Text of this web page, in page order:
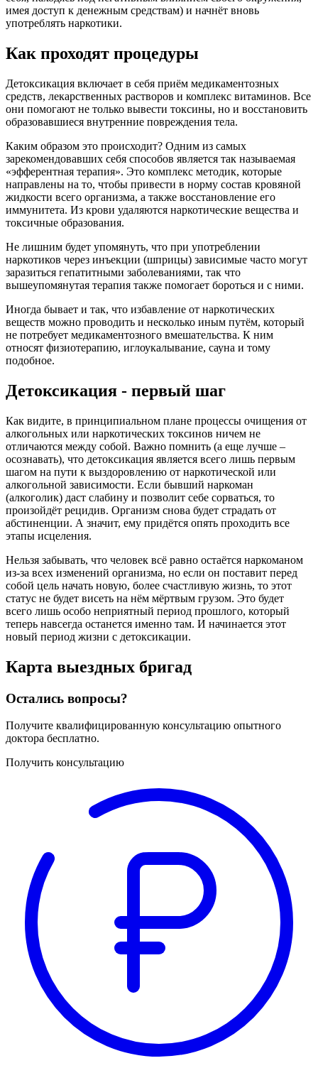
имея доступ к денежным средствам) и начнёт вновь
употреблять наркотики.
Как проходят процедуры
Детоксикация включает в себя приём медикаментозных
средств, лекарственных растворов и комплекс витаминов. Все
они помогают не только вывести токсины, но и восстановить
образовавшиеся внутренние повреждения тела.
Каким образом это происходит? Одним из самых
зарекомендовавших себя способов является так называемая
«эфферентная терапия». Это комплекс методик, которые
направлены на то, чтобы привести в норму состав кровяной
жидкости всего организма, а также восстановление его
иммунитета. Из крови удаляются наркотические вещества и
токсичные образования.
Не лишним будет упомянуть, что при употреблении
наркотиков через инъекции (шприцы) зависимые часто могут
заразиться гепатитными заболеваниями, так что
вышеупомянутая терапия также помогает бороться и с ними.
Иногда бывает и так, что избавление от наркотических
веществ можно проводить и несколько иным путём, который
не потребует медикаментозного вмешательства. К ним
относят физиотерапию, иглоукалывание, сауна и тому
подобное.
Детоксикация - первый шаг
Как видите, в принципиальном плане процессы очищения от
алкогольных или наркотических токсинов ничем не
отличаются между собой. Важно помнить (а еще лучше –
осознавать), что детоксикация является всего лишь первым
шагом на пути к выздоровлению от наркотической или
алкогольной зависимости. Если бывший наркоман
(алкоголик) даст слабину и позволит себе сорваться, то
произойдёт рецидив. Организм снова будет страдать от
абстиненции. А значит, ему придётся опять проходить все
этапы исцеления.
Нельзя забывать, что человек всё равно остаётся наркоманом
из-за всех изменений организма, но если он поставит перед
собой цель начать новую, более счастливую жизнь, то этот
статус не будет висеть на нём мёртвым грузом. Это будет
всего лишь особо неприятный период прошлого, который
теперь навсегда останется именно там. И начинается этот
новый период жизни с детоксикации.
Карта выездных бригад
Остались вопросы?
Получите квалифицированную консультацию опытного
доктора бесплатно.
Получить консультацию